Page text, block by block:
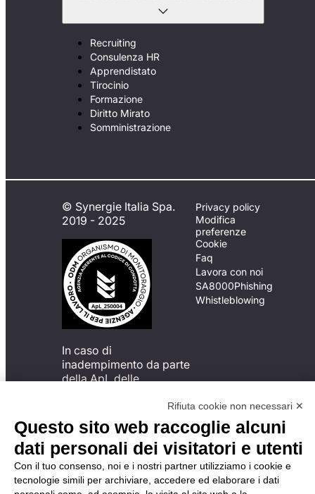
Recruiting
Consulenza HR
Apprendistato
Tirocinio
Formazione
Diritto Mirato
Somministrazione
© Synergie Italia Spa.
2019 - 2025
In caso di
inadempimento da parte
della ApL delle
del Codice di Condotta, è
possibile presentare un
reclamo
all’Organismo di
Monitoraggio utilizzando
una delle modalità
descritte al seguente
Privacy policy
Modifica
preferenze
Cookie
Faq
Lavora con noi
SA8000Phishing
Whistleblowing
Rifiuta cookie non necessari ✕
Questo sito web raccoglie alcuni
dati personali dei visitatori e utenti
Con il tuo consenso, noi e i nostri partner utilizziamo i cookie e
tecnologie simili per archiviare, accedere ed elaborare i dati